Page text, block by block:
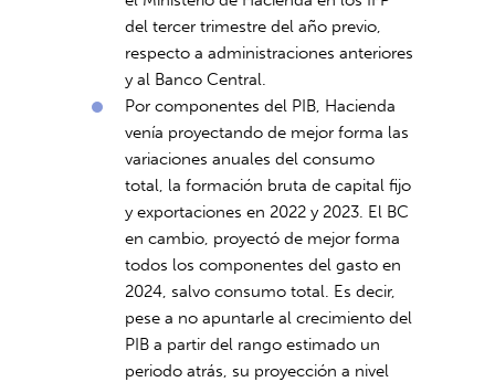
del tercer trimestre del año previo,
respecto a administraciones anteriores
y al Banco Central.
Por componentes del PIB, Hacienda
venía proyectando de mejor forma las
variaciones anuales del consumo
total, la formación bruta de capital fijo
y exportaciones en 2022 y 2023. El BC
en cambio, proyectó de mejor forma
todos los componentes del gasto en
2024, salvo consumo total. Es decir,
pese a no apuntarle al crecimiento del
PIB a partir del rango estimado un
periodo atrás, su proyección a nivel